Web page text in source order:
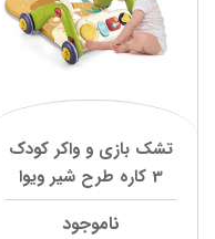
تشک بازی و واکر کودک
3 کاره طرح شیر ویوا
کیدز
ناموجود